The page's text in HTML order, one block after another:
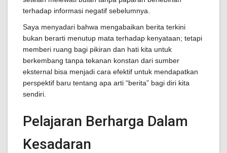
terhadap informasi negatif sebelumnya.
Saya menyadari bahwa mengabaikan berita terkini
bukan berarti menutup mata terhadap kenyataan; tetapi
memberi ruang bagi pikiran dan hati kita untuk
berkembang tanpa tekanan konstan dari sumber
eksternal bisa menjadi cara efektif untuk mendapatkan
perspektif baru tentang apa arti “berita” bagi diri kita
sendiri.
Pelajaran Berharga Dalam
Kesadaran